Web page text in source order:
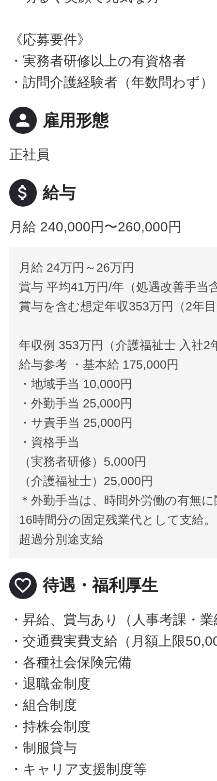
《応募要件》
・実務者研修以上の有資格者
・訪問介護経験者（年数問わず）
person 雇用形態
正社員
attach_money 給与
月給 240,000円〜260,000円
月給 24万円～26万円
賞与 平均41万円/年（処遇改善手当
賞与を含む想定年収353万円（2年
年収例 353万円（介護福祉士 入社2
給与参考 ・基本給 175,000円
・地域手当 10,000円
・外勤手当 25,000円
・サ責手当 25,000円
・資格手当
（実務者研修）5,000円
（介護福祉士）25,000円
＊外勤手当は、時間外労働の有無
16時間分の固定残業代として支給。
超過分別途支給
favorite_border 待遇・福利厚生
・昇給、賞与あり（人事考課・
・交通費実費支給（月額上限
・各種社会保険完備
・退職金制度
・組合制度
・持株会制度
・制服貸与
・キャリア支援制度等